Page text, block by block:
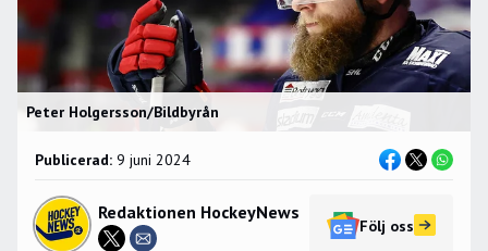
Peter Holgersson/Bildbyrån
Publicerad: 9 juni 2024
Redaktionen HockeyNews
Följ oss